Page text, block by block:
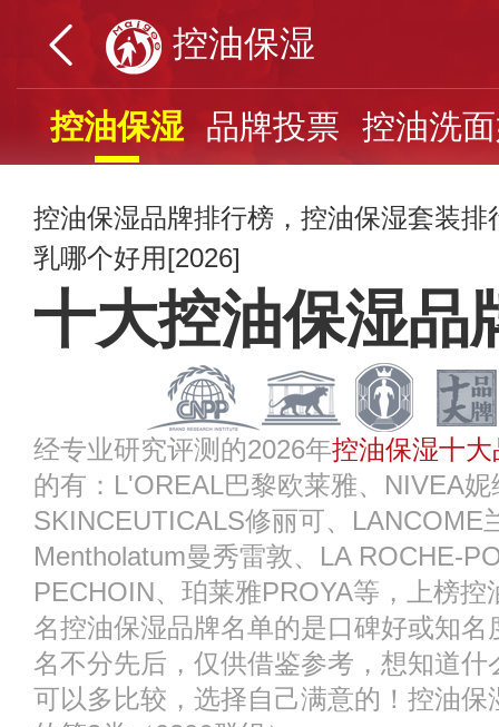
控油保湿
控油保湿 品牌投票 控油洗
控油保湿品牌排行榜，控油保湿套装
乳哪个好用[2026]
十大控油保湿品
经专业研究评测的2026年控油保湿十
的有：L'OREAL巴黎欧莱雅、NIVEA
SKINCEUTICALS修丽可、LANCOME
Mentholatum曼秀雷敦、LA ROCHE-
PECHOIN、珀莱雅PROYA等，上榜
名控油保湿品牌名单的是口碑好或知
名不分先后，仅供借鉴参考，想知道
可以多比较，选择自己满意的！控油